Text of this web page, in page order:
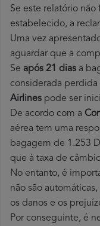
Se este relatório
estabelecido, a
Uma vez
aguardar que a
Se após 21 dias a
considerada perdida
Airlines pode ser
De acordo com a
aérea tem uma
bagagem de 1.253
que à taxa de
No entanto, é
não são
os danos e os
Por conseguinte, é